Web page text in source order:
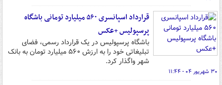
قرارداد اسپانسری ۵۶۰ میلیارد تومانی باشگاه
پرسپولیس +عکس
باشگاه پرسپولیس در یک قرارداد رسمی، فضای
تبلیغاتی خود را به ارزش ۵۶۰ میلیارد تومان به بانک
شهر واگذار کرد.
۳۰ شهریور ۰۴ - ۱۱:۴۴